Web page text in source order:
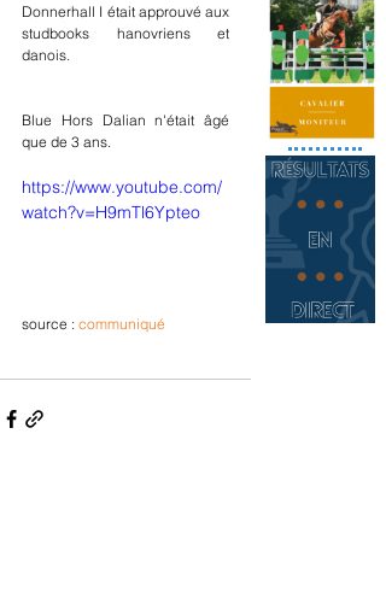
Donnerhall I était approuvé aux
studbooks hanovriens et
danois.
Blue Hors Dalian n'était âgé
que de 3 ans.
https://www.youtube.com/
watch?v=H9mTl6Ypteo
source : communiqué